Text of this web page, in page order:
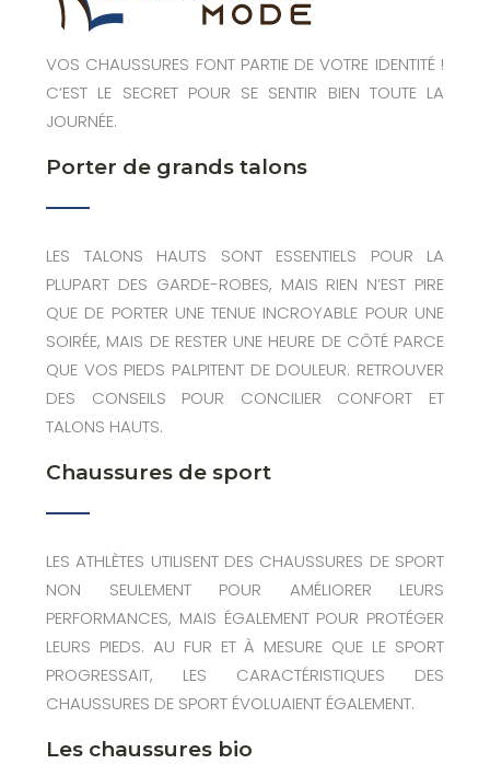
VOS CHAUSSURES FONT PARTIE DE VOTRE IDENTITÉ !
C’EST LE SECRET POUR SE SENTIR BIEN TOUTE LA
JOURNÉE.
Porter de grands talons
LES TALONS HAUTS SONT ESSENTIELS POUR LA
PLUPART DES GARDE-ROBES, MAIS RIEN N’EST PIRE
QUE DE PORTER UNE TENUE INCROYABLE POUR UNE
SOIRÉE, MAIS DE RESTER UNE HEURE DE CÔTÉ PARCE
QUE VOS PIEDS PALPITENT DE DOULEUR. RETROUVER
DES CONSEILS POUR CONCILIER CONFORT ET
TALONS HAUTS.
Chaussures de sport
LES ATHLÈTES UTILISENT DES CHAUSSURES DE SPORT
NON SEULEMENT POUR AMÉLIORER LEURS
PERFORMANCES, MAIS ÉGALEMENT POUR PROTÉGER
LEURS PIEDS. AU FUR ET À MESURE QUE LE SPORT
PROGRESSAIT, LES CARACTÉRISTIQUES DES
CHAUSSURES DE SPORT ÉVOLUAIENT ÉGALEMENT.
Les chaussures bio